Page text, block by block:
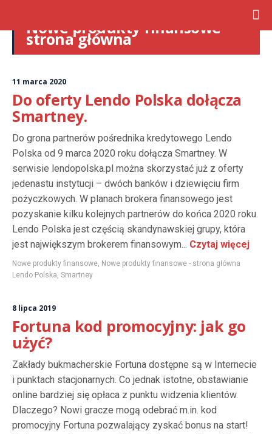
Nowe produkty finansowe –
strona główna
11 marca 2020
Do oferty Lendo Polska dołącza
Smartney.
Do grona partnerów pośrednika kredytowego Lendo
Polska od 9 marca 2020 roku dołącza Smartney. W
serwisie lendopolska.pl można skorzystać już z oferty
jedenastu instytucji – dwóch banków i dziewięciu firm
pożyczkowych. W planach brokera finansowego jest
pozyskanie kilku kolejnych partnerów do końca 2020 roku.
Lendo Polska jest częścią skandynawskiej grupy, która
jest największym brokerem finansowym... Czytaj więcej
Nowe produkty finansowe, Nowe produkty finansowe - strona główna
Lendo Polska, Smartney
8 lipca 2019
Fortuna kod promocyjny: jak go
użyć?
Zakłady bukmacherskie Fortuna dostępne są w Internecie
i punktach stacjonarnych. Co jednak istotne, obstawianie
online bardziej się opłaca z punktu widzenia klientów.
Dlaczego? Nowi gracze mogą odebrać m.in. kod
promocyjny Fortuna pozwalający zyskać bonus na start!